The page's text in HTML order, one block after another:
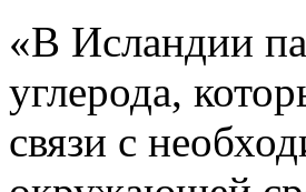
«В Исландии
углерода,
связи с